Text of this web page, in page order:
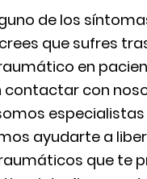
de los
que sufres
en
contactar con
ayudarte a
que te